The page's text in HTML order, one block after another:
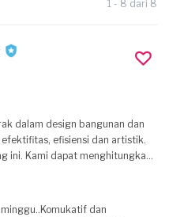
1 - 8 dari 8
dalam design bangunan dan
efisiensi dan artistik.
ini. Kami dapat menghitungkan
dan